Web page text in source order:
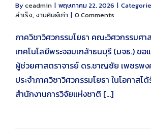
Byceadmin | พฤษภาคม 22, 2026 |
สำเร็จ, งานศิษย์เก่า | 0 Comments
ภาควิชาวิศวกรรมโยธา คณะวิศวกรรมศ
เทคโนโลยีพระจอมเกล้าธนบุรี (มจธ.) ข
ผู้ช่วยศาสตราจารย์ ดร.ชาญชัย เพชรพ
ประจำภาควิชาวิศวกรรมโยธา ในโอกาส
สำนักงานการวิจัยแห่งชาติ [...]